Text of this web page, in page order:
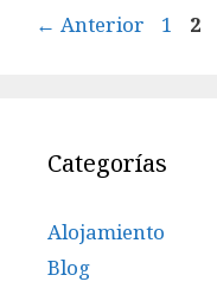
← Anterior 1 2
Categorías
Alojamiento
Blog